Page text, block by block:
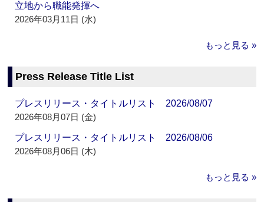
立地から職能発揮へ
2026年03月11日 (水)
もっと見る »
Press Release Title List
プレスリリース・タイトルリスト 2026/08/07
2026年08月07日 (金)
プレスリリース・タイトルリスト 2026/08/06
2026年08月06日 (木)
もっと見る »